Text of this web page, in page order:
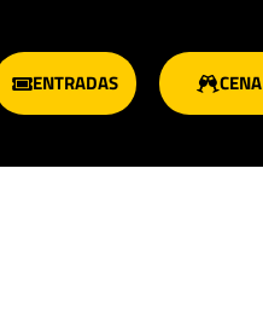
ENTRADAS CENA